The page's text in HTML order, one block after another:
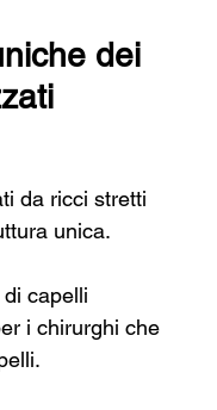
dei
da ricci stretti
unica.
capelli
i chirurghi che